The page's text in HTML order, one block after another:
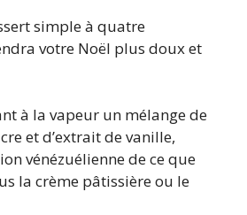
simple à quatre
votre Noël plus doux et
à la vapeur un mélange de
et d’extrait de vanille,
vénézuélienne de ce que
la crème pâtissière ou le